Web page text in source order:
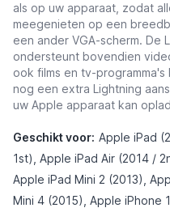
als op uw apparaat, zodat
meegenieten op een
een ander VGA-scherm. De
ondersteunt bovendien
ook films en tv-
nog een extra Lightning
uw Apple apparaat kan
Geschikt voor: Apple iPad
1st), Apple iPad Air (2014 /
Apple iPad Mini 2 (2013),
Mini 4 (2015), Apple iPhone